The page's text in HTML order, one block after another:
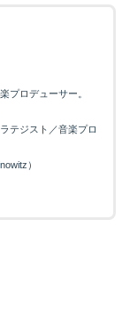
プロデューサー。
テジスト／音楽プロ
）